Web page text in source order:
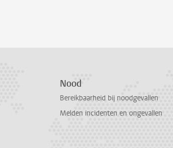
Nood
Bereikbaarheid bij noodgevallen
Melden incidenten en ongevallen